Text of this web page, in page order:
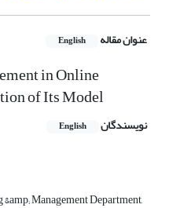
عنوان مقاله English
in Online
of Its Model
نویسندگان English
Management Department,